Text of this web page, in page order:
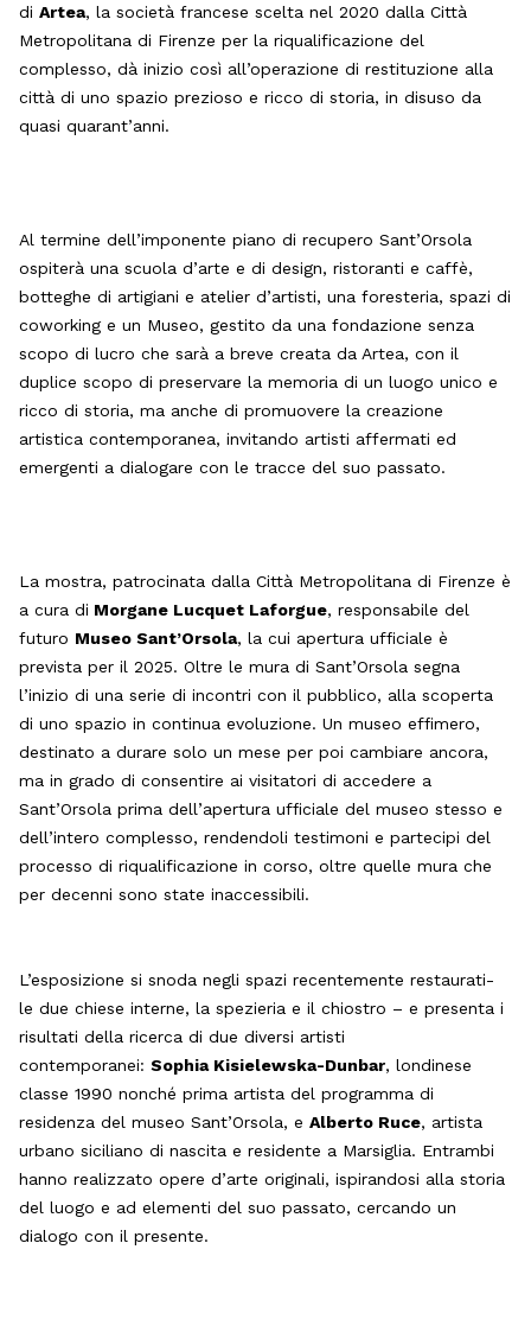
di Artea, la società francese scelta nel 2020 dalla Città
Metropolitana di Firenze per la riqualificazione del
complesso, dà inizio così all’operazione di restituzione alla
città di uno spazio prezioso e ricco di storia, in disuso da
quasi quarant’anni.
Al termine dell’imponente piano di recupero Sant’Orsola
ospiterà una scuola d’arte e di design, ristoranti e caffè,
botteghe di artigiani e atelier d’artisti, una foresteria, spazi di
coworking e un Museo, gestito da una fondazione senza
scopo di lucro che sarà a breve creata da Artea, con il
duplice scopo di preservare la memoria di un luogo unico e
ricco di storia, ma anche di promuovere la creazione
artistica contemporanea, invitando artisti affermati ed
emergenti a dialogare con le tracce del suo passato.
La mostra, patrocinata dalla Città Metropolitana di Firenze è
a cura di Morgane Lucquet Laforgue, responsabile del
futuro Museo Sant’Orsola, la cui apertura ufficiale è
prevista per il 2025. Oltre le mura di Sant’Orsola segna
l’inizio di una serie di incontri con il pubblico, alla scoperta
di uno spazio in continua evoluzione. Un museo effimero,
destinato a durare solo un mese per poi cambiare ancora,
ma in grado di consentire ai visitatori di accedere a
Sant’Orsola prima dell’apertura ufficiale del museo stesso e
dell’intero complesso, rendendoli testimoni e partecipi del
processo di riqualificazione in corso, oltre quelle mura che
per decenni sono state inaccessibili.
L’esposizione si snoda negli spazi recentemente restaurati-
le due chiese interne, la spezieria e il chiostro – e presenta i
risultati della ricerca di due diversi artisti
contemporanei: Sophia Kisielewska-Dunbar, londinese
classe 1990 nonché prima artista del programma di
residenza del museo Sant’Orsola, e Alberto Ruce, artista
urbano siciliano di nascita e residente a Marsiglia. Entrambi
hanno realizzato opere d’arte originali, ispirandosi alla storia
del luogo e ad elementi del suo passato, cercando un
dialogo con il presente.